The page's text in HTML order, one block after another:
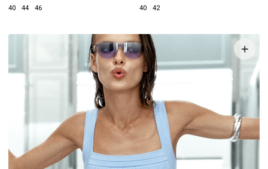
40 44 46 40 42